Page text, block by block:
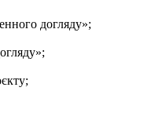
догляду»;